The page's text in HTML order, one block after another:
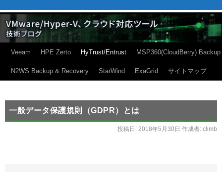
Veeam HPE Zerto HyTrust/Entrust MSP360(CloudBerry) Backup
N2WS Backup & Recovery StarWind ExaGrid サイトマップ
一般データ保護規則（GDPR）とは
投稿日: 2018年5月30日 作成者: climb